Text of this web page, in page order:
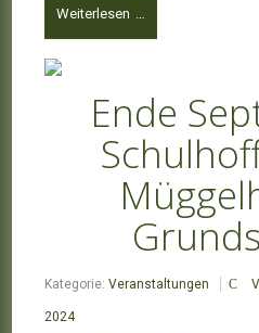
Weiterlesen …
Ende
Kategorie:Veranstaltungen
2024